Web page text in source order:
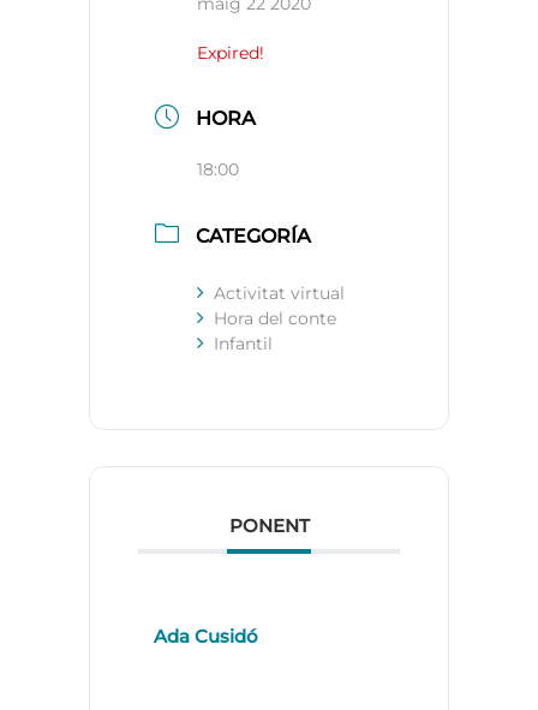
Expired!
HORA
18:00
CATEGORÍA
Activitat virtual
Hora del conte
Infantil
PONENT
Ada Cusidó